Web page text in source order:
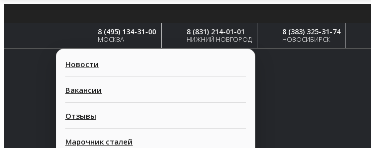
8 (495) 134-31-00
МОСКВА
8 (831) 214-01-01
НИЖНИЙ НОВГОРОД
8 (383) 325-31-74
НОВОСИБИРСК
Новости
Вакансии
Отзывы
Марочник сталей